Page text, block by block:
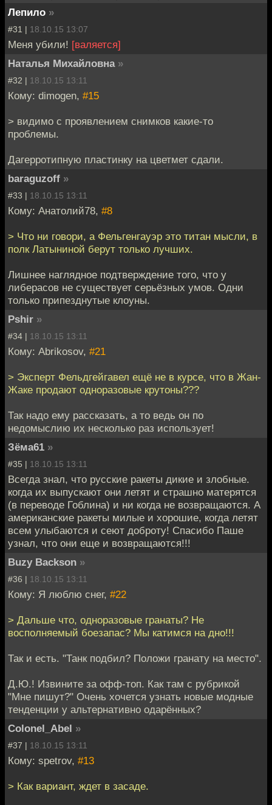
Лепило »
#31 | 18.10.15 13:07
Меня убили! [валяется]
Наталья Михайловна »
#32 | 18.10.15 13:11
Кому: dimogen, #15
> видимо с проявлением снимков какие-то
проблемы.
Дагерротипную пластинку на цветмет сдали.
baraguzoff »
#33 | 18.10.15 13:11
Кому: Анатолий78, #8
> Что ни говори, а Фельгенгауэр это титан мысли, в
полк Латыниной берут только лучших.
Лишнее наглядное подтверждение того, что у
либерасов не существует серьёзных умов. Одни
только припезднутые клоуны.
Pshir »
#34 | 18.10.15 13:11
Кому: Abrikosov, #21
> Эксперт Фельдгейгавел ещё не в курсе, что в Жан-
Жаке продают одноразовые крутоны???
Так надо ему рассказать, а то ведь он по
недомыслию их несколько раз использует!
Зёма61 »
#35 | 18.10.15 13:11
Всегда знал, что русские ракеты дикие и злобные.
когда их выпускают они летят и страшно матерятся
(в переводе Гоблина) и ни когда не возвращаются. А
американские ракеты милые и хорошие, когда летят
всем улыбаются и сеют доброту! Спасибо Паше
узнал, что они еще и возвращаются!!!
Buzy Backson »
#36 | 18.10.15 13:11
Кому: Я люблю снег, #22
> Дальше что, одноразовые гранаты? Не
восполняемый боезапас? Мы катимся на дно!!!
Так и есть. "Танк подбил? Положи гранату на место".
Д.Ю.! Извините за офф-топ. Как там с рубрикой
"Мне пишут?" Очень хочется узнать новые модные
тенденции у альтернативно одарённых?
Colonel_Abel »
#37 | 18.10.15 13:11
Кому: spetrov, #13
> Как вариант, ждет в засаде.